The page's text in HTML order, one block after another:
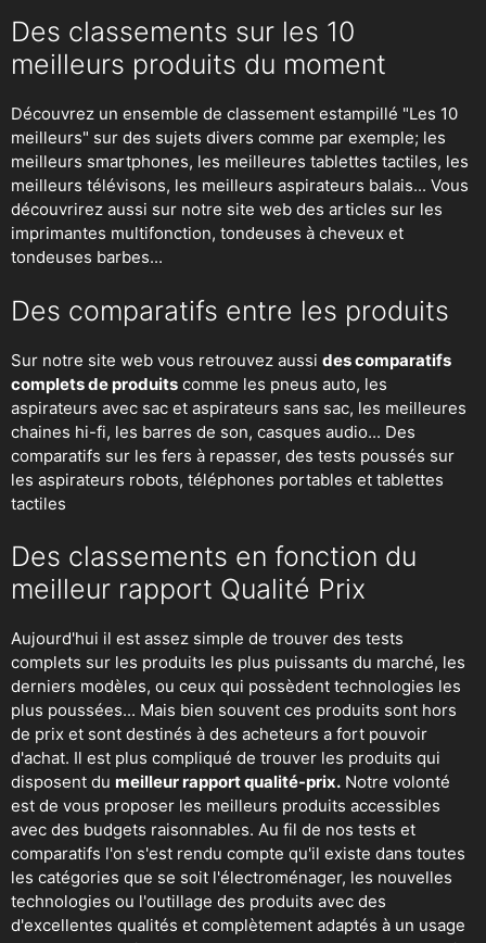
Des classements sur les 10
meilleurs produits du moment
Découvrez un ensemble de classement estampillé "Les 10
meilleurs" sur des sujets divers comme par exemple; les
meilleurs smartphones, les meilleures tablettes tactiles, les
meilleurs télévisons, les meilleurs aspirateurs balais... Vous
découvrirez aussi sur notre site web des articles sur les
imprimantes multifonction, tondeuses à cheveux et
tondeuses barbes...
Des comparatifs entre les produits
Sur notre site web vous retrouvez aussi des comparatifs
complets de produits comme les pneus auto, les
aspirateurs avec sac et aspirateurs sans sac, les meilleures
chaines hi-fi, les barres de son, casques audio... Des
comparatifs sur les fers à repasser, des tests poussés sur
les aspirateurs robots, téléphones portables et tablettes
tactiles
Des classements en fonction du
meilleur rapport Qualité Prix
Aujourd'hui il est assez simple de trouver des tests
complets sur les produits les plus puissants du marché, les
derniers modèles, ou ceux qui possèdent technologies les
plus poussées... Mais bien souvent ces produits sont hors
de prix et sont destinés à des acheteurs a fort pouvoir
d'achat. Il est plus compliqué de trouver les produits qui
disposent du meilleur rapport qualité-prix. Notre volonté
est de vous proposer les meilleurs produits accessibles
avec des budgets raisonnables. Au fil de nos tests et
comparatifs l'on s'est rendu compte qu'il existe dans toutes
les catégories que se soit l'électroménager, les nouvelles
technologies ou l'outillage des produits avec des
d'excellentes qualités et complètement adaptés à un usage